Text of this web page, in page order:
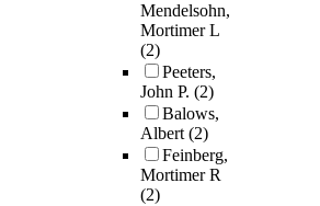
Mendelsohn,
Mortimer L
(2)
Peeters,
John P. (2)
Balows,
Albert(2)
Feinberg,
Mortimer R
(2)